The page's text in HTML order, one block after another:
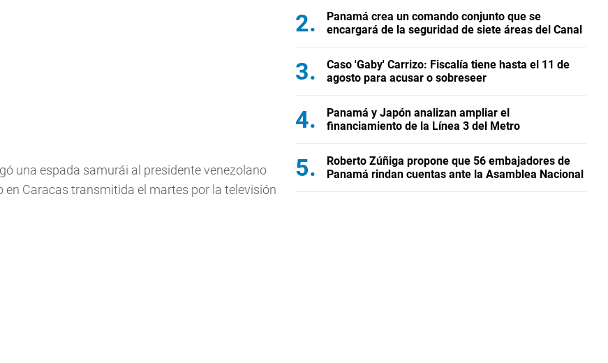
una espada samurái al presidente venezolano
Caracas transmitida el martes por la televisión
Panamá crea un comando conjunto que se
encargará de la seguridad de siete áreas del Canal
Caso 'Gaby' Carrizo: Fiscalía tiene hasta el 11 de
agosto para acusar o sobreseer
Panamá y Japón analizan ampliar el
financiamiento de la Línea 3 del Metro
Roberto Zúñiga propone que 56 embajadores de
Panamá rindan cuentas ante la Asamblea Nacional